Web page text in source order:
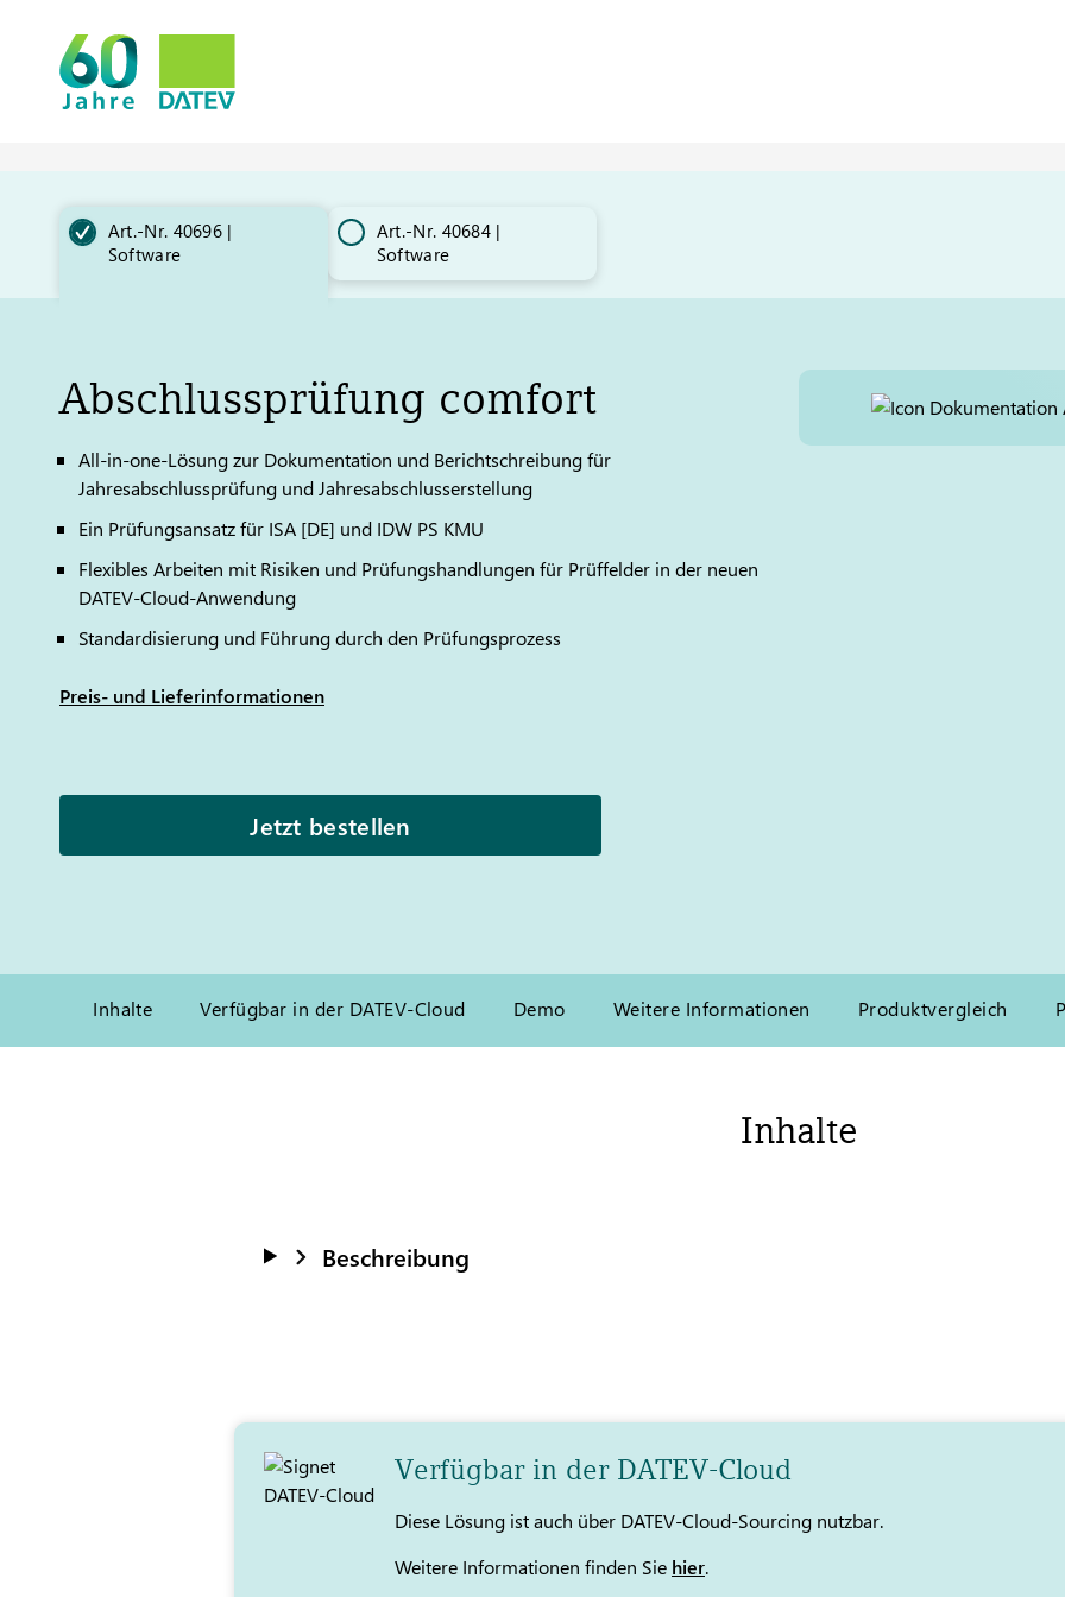
Art.-Nr. 40696 |
Software
Art.-Nr. 40684 |
Software
Abschlussprüfung comfort
All-in-one-Lösung zur Dokumentation und Berichtschreibung für
Jahresabschlussprüfung und Jahresabschlusserstellung
Ein Prüfungsansatz für ISA [DE] und IDW PS KMU
Flexibles Arbeiten mit Risiken und Prüfungshandlungen für Prüffelder in der neuen
DATEV-Cloud-Anwendung
Standardisierung und Führung durch den Prüfungsprozess
Preis- und Lieferinformationen
Jetzt bestellen
Inhalte Verfügbar in der DATEV-Cloud Demo Weitere Informationen Produktvergleich
Inhalte
Beschreibung
Verfügbar in der DATEV-Cloud
Diese Lösung ist auch über DATEV-Cloud-Sourcing nutzbar.
Weitere Informationen finden Sie hier.